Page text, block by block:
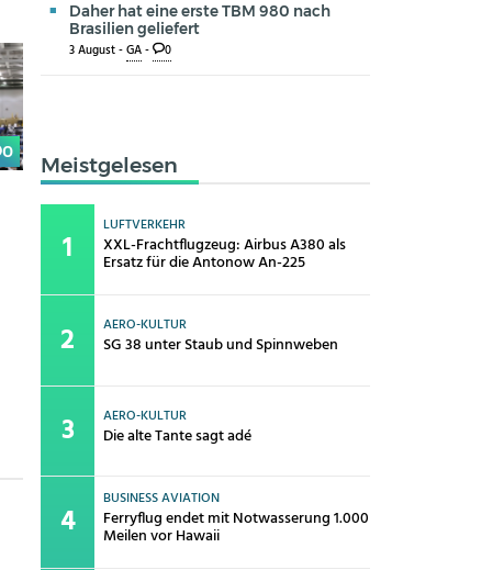
0
Daher hat eine erste TBM 980 nach
Brasilien geliefert
3 August -GA- 0
Meistgelesen
LUFTVERKEHR
XXL-Frachtflugzeug: Airbus A380 als
Ersatz für die Antonow An-225
AERO-KULTUR
SG 38 unter Staub und Spinnweben
AERO-KULTUR
Die alte Tante sagt adé
BUSINESS AVIATION
Ferryflug endet mit Notwasserung 1.000
Meilen vor Hawaii